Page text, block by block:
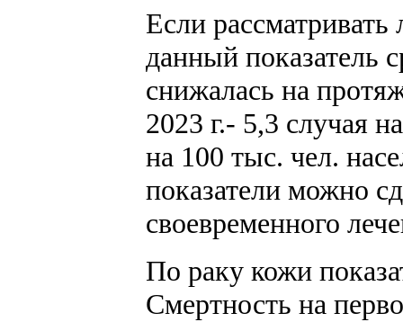
Если
данный показатель
снижалась на
2023 г.- 5,3 случая
на 100 тыс. чел.
показатели можно
своевременного
По раку кожи
Смертность на